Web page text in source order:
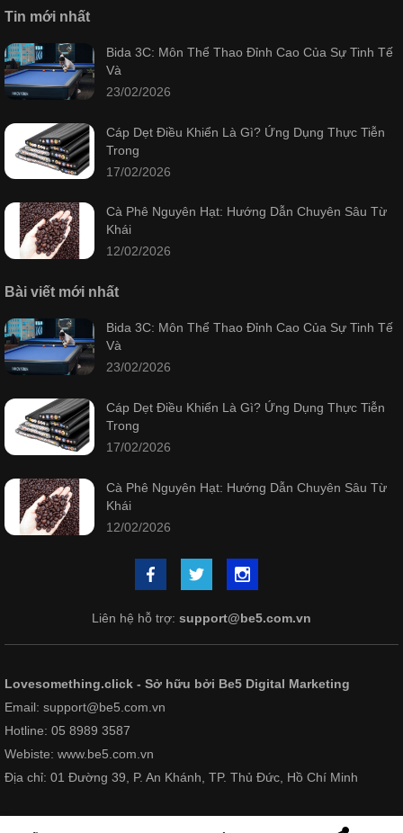
Tin mới nhất
Bida 3C: Môn Thể Thao Đỉnh Cao Của Sự Tinh Tế
Và
23/02/2026
Cáp Dẹt Điều Khiển Là Gì? Ứng Dụng Thực Tiễn
Trong
17/02/2026
Cà Phê Nguyên Hạt: Hướng Dẫn Chuyên Sâu Từ
Khái
12/02/2026
Bài viết mới nhất
Bida 3C: Môn Thể Thao Đỉnh Cao Của Sự Tinh Tế
Và
23/02/2026
Cáp Dẹt Điều Khiển Là Gì? Ứng Dụng Thực Tiễn
Trong
17/02/2026
Cà Phê Nguyên Hạt: Hướng Dẫn Chuyên Sâu Từ
Khái
12/02/2026
Liên hệ hỗ trợ: support@be5.com.vn
Lovesomething.click - Sở hữu bởi Be5 Digital Marketing
Email: support@be5.com.vn
Hotline: 05 8989 3587
Webiste: www.be5.com.vn
Địa chỉ: 01 Đường 39, P. An Khánh, TP. Thủ Đức, Hồ Chí Minh